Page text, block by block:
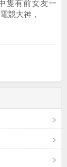
隻有前女友一
競大神，